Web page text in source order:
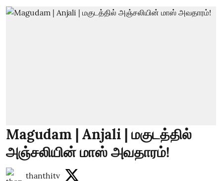
Magudam | Anjali | மகுடத்தில்
அஞ்சலியின் மாஸ் அவதாரம்!
thanthitv